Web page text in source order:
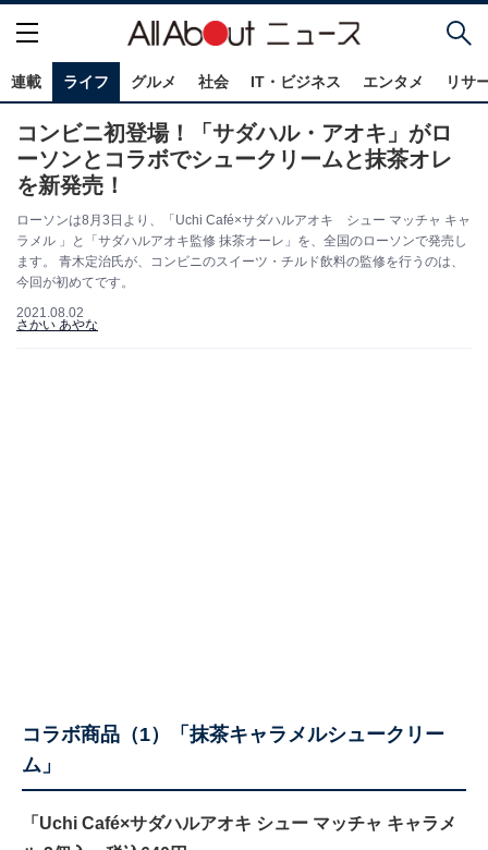
連載 ライフ グルメ 社会 IT・ビジネス エンタメ リサ
コンビニ初登場！「サダハル・アオキ」がロ
ーソンとコラボでシュークリームと抹茶オレ
を新発売！
ローソンは8月3日より、「Uchi Café×サダハルアオキ シュー マッチャ キャ
ラメル 」と「サダハルアオキ監修 抹茶オーレ」を、全国のローソンで発売し
ます。 青木定治氏が、コンビニのスイーツ・チルド飲料の監修を行うのは、
今回が初めてです。
2021.08.02
さかい あやな
コラボ商品（1）「抹茶キャラメルシュークリー
ム」
「Uchi Café×サダハルアオキ シュー マッチャ キャラメ